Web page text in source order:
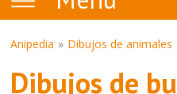
Anipedia Dibujos de animales
Dibujos de